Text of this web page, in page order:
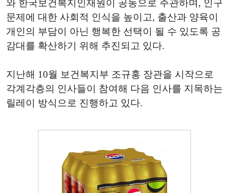
와 한국보건복지인재원이 공동으로 주관하며, 인구
문제에 대한 사회적 인식을 높이고, 출산과 양육이
개인의 부담이 아닌 행복한 선택이 될 수 있도록 공
감대를 확산하기 위해 추진되고 있다.
지난해 10월 보건복지부 조규홍 장관을 시작으로
각계각층의 인사들이 참여해 다음 인사를 지목하는
릴레이 방식으로 진행하고 있다.